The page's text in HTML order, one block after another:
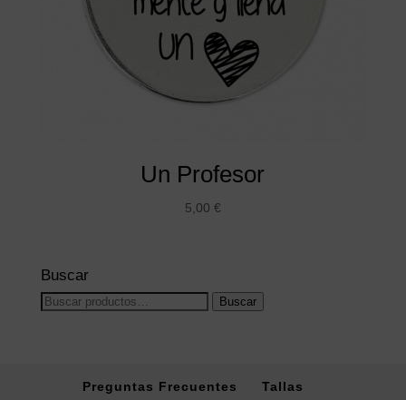
Un Profesor
5,00 €
Buscar
Buscar
Buscar
Preguntas Frecuentes
Tallas